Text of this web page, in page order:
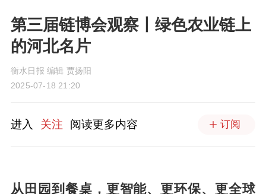
第三届链博会观察丨绿色农业链上
的河北名片
衡水日报 编辑 贾扬阳
2025-07-18 21:20
进入 关注 阅读更多内容 订阅
从田园到餐桌，更智能、更环保、更全球